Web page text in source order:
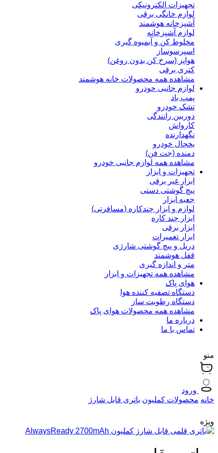
تجهیزات الکترونیکی
لوازم خانگی برقی
آشپزخانه هوشمند
لوازم آشپزخانه
مخلوط کن و آبمیوه گیری
اسپرسوساز
هواپز (سرخ کن بدون روغن)
کتری برقی
مشاهده همه محصولات خانه هوشمند
لوازم جانبی خودرو
پمپ باد
تشک خودرو
دوربین رانندگی
کارواش
نگهدارنده
یخچال خودرو
دمنده (جت فن)
مشاهده همه لوازم جانبی خودرو
تجهیزات و ابزار
ابزار غیر برقی
پیچ گوشتی دستی
جعبه ابزار
لوازم و ابزار چندکاره (مسافرتی)
ابزار چند کاره
ابزار برقی
ابزار تعمیرات
دریل و پیچ گوشتی شارژی
قفل هوشمند
متر و اندازه گیری
مشاهده همه تجهیزات و ابزار
هوای پاک
دستگاه تصفیه کننده هوا
دستگاه رطوبت ساز
مشاهده همه محصولات هوای پاک
درباره ما
تماس با ما
منو
ورود
خانه محصولات کملیون باتری قابل شارژ
ویژه